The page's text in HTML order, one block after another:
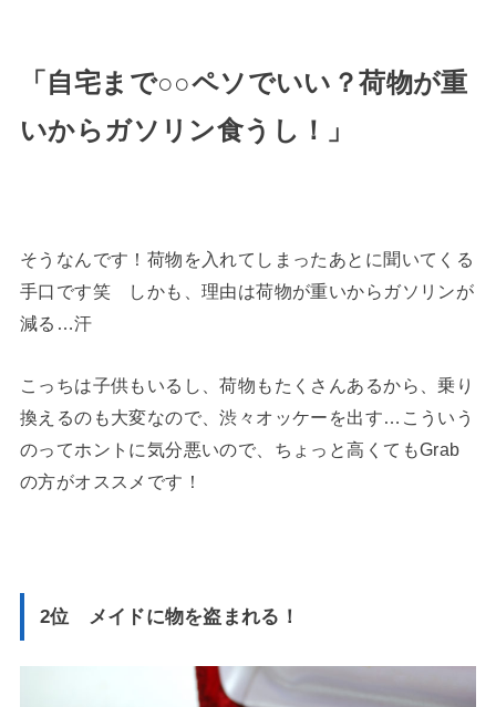
「自宅まで○○ペソでいい？荷物が重
いからガソリン食うし！」
そうなんです！荷物を入れてしまったあとに聞いてくる
手口です笑 しかも、理由は荷物が重いからガソリンが
減る…汗
こっちは子供もいるし、荷物もたくさんあるから、乗り
換えるのも大変なので、渋々オッケーを出す…こういう
のってホントに気分悪いので、ちょっと高くてもGrab
の方がオススメです！
2位 メイドに物を盗まれる！